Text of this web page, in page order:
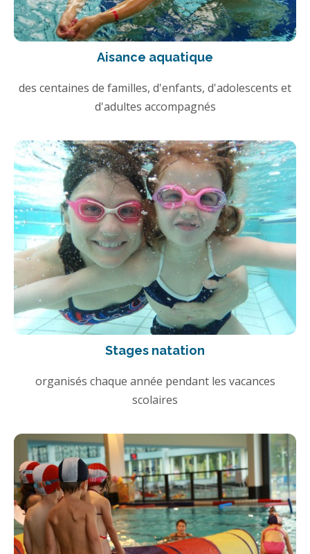
Aisance aquatique
des centaines de familles, d'enfants, d'adolescents et
d'adultes accompagnés
Stages natation
organisés chaque année pendant les vacances
scolaires